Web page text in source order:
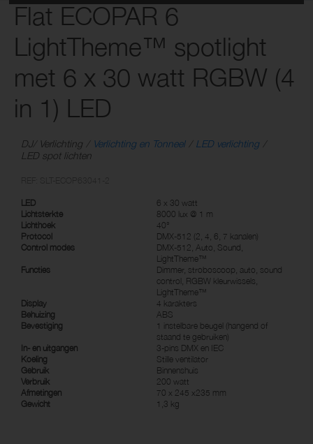
Flat ECOPAR 6
LightTheme™ spotlight
met 6 x 30 watt RGBW (4
in 1) LED
DJ/ Verlichting Verlichting en Tonneel
LED verlichting
LED spot lichten
LED
6 x 30 watt
Lichtsterkte
8000 lux @ 1 m
Lichthoek
40°
Protocol
DMX-512 (2, 4, 6, 7 kanalen)
Control modes
DMX-512, Auto, Sound,
LightTheme™
Functies
Dimmer, stroboscoop, auto, sound
control, RGBW kleurwissels,
LightTheme™
Display
4 karakters
Behuizing
ABS
Bevestiging
1 instelbare beugel (hangend of
staand te gebruiken)
In- en uitgangen
3-pins DMX en IEC
Koeling
Stille ventilator
Gebruik
Binnenshuis
Verbruik
200 watt
Afmetingen
70 x 245 x235 mm
Gewicht
1,3 kg